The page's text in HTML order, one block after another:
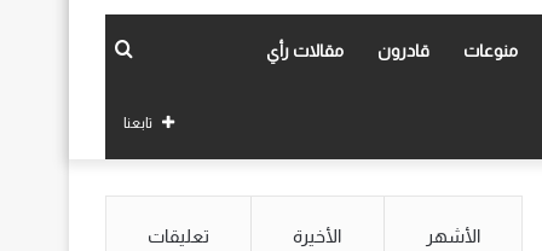
منوعات قادرون مقالات رأي بحث
تابعنا
الأشهر الأخيرة تعليقات